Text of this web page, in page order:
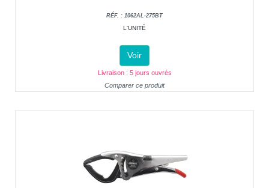
RÉF. : 1062AL-275BT
L'UNITÉ
Voir
Livraison : 5 jours ouvrés
Comparer ce produit